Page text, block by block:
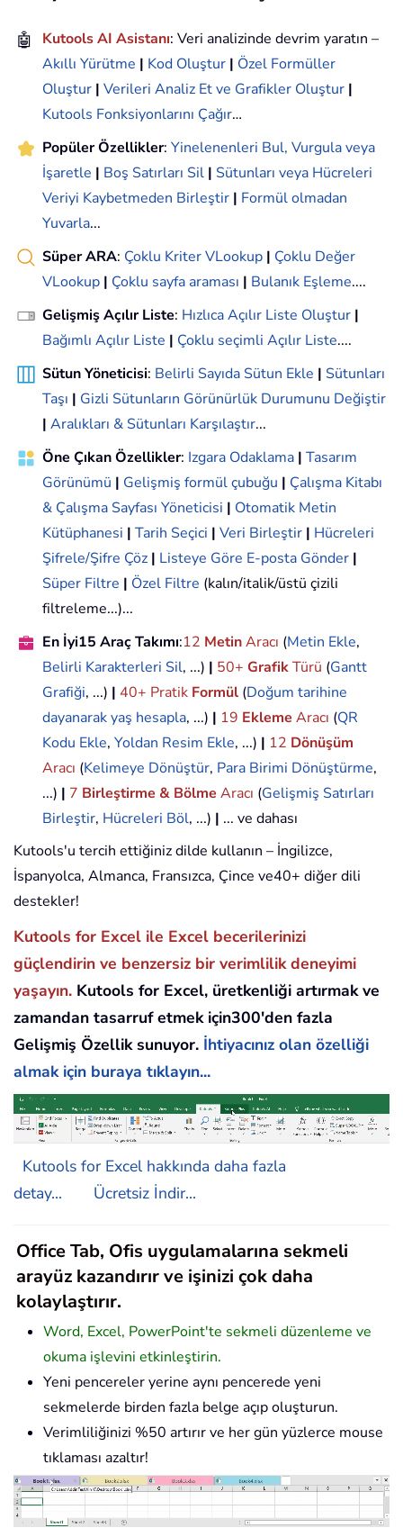
🤖 Kutools AI Asistanı: Veri analizinde devrim yaratın –
Akıllı Yürütme | Kod Oluştur | Özel Formüller
Oluştur | Verileri Analiz Et ve Grafikler Oluştur |
Kutools Fonksiyonlarını Çağır…
Popüler Özellikler: Yinelenenleri Bul, Vurgula veya
İşaretle | Boş Satırları Sil | Sütunları veya Hücreleri
Veriyi Kaybetmeden Birleştir | Formül olmadan
Yuvarla...
Süper ARA: Çoklu Kriter VLookup | Çoklu Değer
VLookup | Çoklu sayfa araması | Bulanık Eşleme....
Gelişmiş Açılır Liste: Hızlıca Açılır Liste Oluştur |
Bağımlı Açılır Liste | Çoklu seçimli Açılır Liste....
Sütun Yöneticisi: Belirli Sayıda Sütun Ekle | Sütunları
Taşı | Gizli Sütunların Görünürlük Durumunu Değiştir
| Aralıkları & Sütunları Karşılaştır...
Öne Çıkan Özellikler: Izgara Odaklama | Tasarım
Görünümü | Gelişmiş formül çubuğu | Çalışma Kitabı
& Çalışma Sayfası Yöneticisi | Otomatik Metin
Kütüphanesi | Tarih Seçici | Veri Birleştir | Hücreleri
Şifrele/Şifre Çöz | Listeye Göre E-posta Gönder |
Süper Filtre | Özel Filtre (kalın/italik/üstü çizili
filtreleme...)...
En İyi15 Araç Takımı:12 MetinAracı (Metin Ekle,
Belirli Karakterleri Sil, ...) | 50+ GrafikTürü (Gantt
Grafiği, ...) | 40+ Pratik Formül (Doğum tarihine
dayanarak yaş hesapla, ...) | 19 Ekleme Aracı (QR
Kodu Ekle, Yoldan Resim Ekle, ...) | 12 Dönüşüm
Aracı (Kelimeye Dönüştür, Para Birimi Dönüştürme,
...) | 7 Birleştirme & Bölme Aracı (Gelişmiş Satırları
Birleştir, Hücreleri Böl, ...) | ... ve dahası
Kutools'u tercih ettiğiniz dilde kullanın – İngilizce,
İspanyolca, Almanca, Fransızca, Çince ve40+ diğer dili
destekler!
Kutools for Excel ile Excel becerilerinizi
güçlendirin ve benzersiz bir verimlilik deneyimi
yaşayın. Kutools for Excel, üretkenliği artırmak ve
zamandan tasarruf etmek için300'den fazla
Gelişmiş Özellik sunuyor. İhtiyacınız olan özelliği
almak için buraya tıklayın...
Kutools for Excel hakkında daha fazla
detay...
Ücretsiz İndir...
Office Tab, Ofis uygulamalarına sekmeli
arayüz kazandırır ve işinizi çok daha
kolaylaştırır.
Word, Excel, PowerPoint'te sekmeli düzenleme ve
okuma işlevini etkinleştirin.
Yeni pencereler yerine aynı pencerede yeni
sekmelerde birden fazla belge açıp oluşturun.
Verimliliğinizi %50 artırır ve her gün yüzlerce mouse
tıklaması azaltır!